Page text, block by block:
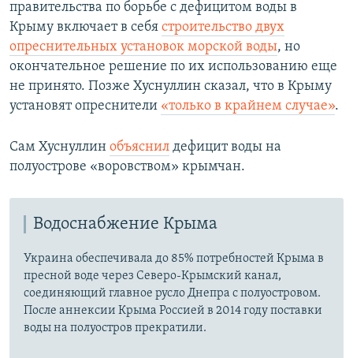
правительства по борьбе с дефицитом воды в
Крыму включает в себя строительство двух
опреснительных установок морской воды, но
окончательное решение по их использованию еще
не принято. Позже Хуснуллин сказал, что в Крыму
установят опреснители «только в крайнем случае».
Сам Хуснуллин объяснил дефицит воды на
полуострове «воровством» крымчан.
Водоснабжение Крыма
Украина обеспечивала до 85% потребностей Крыма в
пресной воде через Северо-Крымский канал,
соединяющий главное русло Днепра с полуостровом.
После аннексии Крыма Россией в 2014 году поставки
воды на полуостров прекратили.